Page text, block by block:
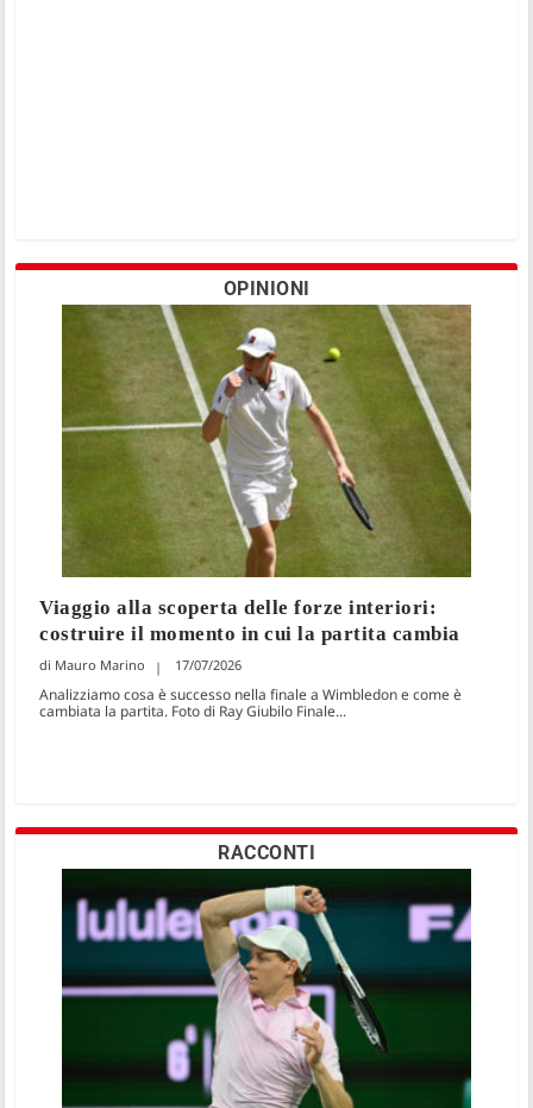
OPINIONI
Viaggio alla scoperta delle forze interiori:
costruire il momento in cui la partita cambia
Mauro Marino 17/07/2026
Analizziamo cosa è successo nella finale a Wimbledon e come è
cambiata la partita. Foto di Ray Giubilo Finale...
RACCONTI